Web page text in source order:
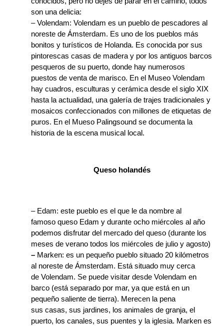
son una delicia:
– Volendam: Volendam es un pueblo de pescadores al
noreste de Ámsterdam. Es uno de los pueblos más
bonitos y turísticos de Holanda. Es conocida por sus
pintorescas casas de madera y por los antiguos barcos
pesqueros de su puerto, donde hay numerosos
puestos de venta de marisco. En el Museo Volendam
hay cuadros, esculturas y cerámica desde el siglo XIX
hasta la actualidad, una galería de trajes tradicionales y
mosaicos confeccionados con millones de etiquetas de
puros. En el Mueso Palingsound se documenta la
historia de la escena musical local.
Queso holandés
– Edam: este pueblo es el que le da nombre al
famoso queso Edam y durante ocho miércoles al año
podemos disfrutar del mercado del queso (durante los
meses de verano todos los miércoles de julio y agosto)
– Marken: es un pequeño pueblo situado 20 kilómetros
al noreste de Ámsterdam. Está situado muy cerca
de Volendam. Se puede visitar desde Volendam en
barco (está separado por mar, ya que está en un
pequeño saliente de tierra). Merecen la pena
sus casas, sus jardines, los animales de granja, el
puerto, los canales, sus puentes y la iglesia. Marken es